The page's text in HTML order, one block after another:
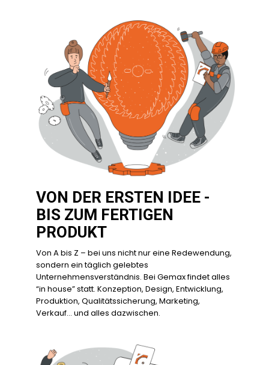
VON DER ERSTEN IDEE -
BIS ZUM FERTIGEN
PRODUKT
Von A bis Z – bei uns nicht nur eine Redewendung,
sondern ein täglich gelebtes
Unternehmensverständnis. Bei Gemax findet alles
“in house” statt. Konzeption, Design, Entwicklung,
Produktion, Qualitätssicherung, Marketing,
Verkauf… und alles dazwischen.